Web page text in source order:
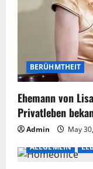
BERÜHMTHEIT
Ehemann von
Privatleben
Admin May
ALLGEMEIN